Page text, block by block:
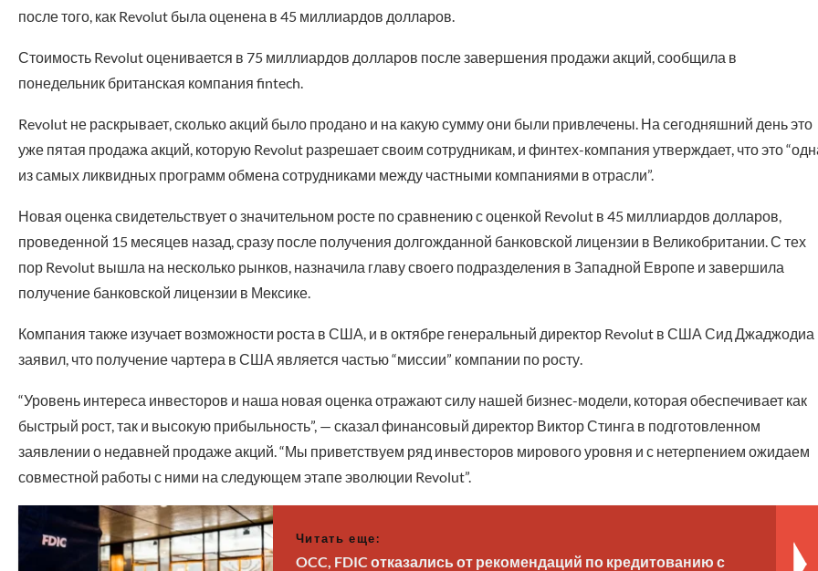
после того, как Revolut была оценена в 45 миллиардов долларов.
Стоимость Revolut оценивается в 75 миллиардов долларов после завершения продажи акций, сообщила в
понедельник британская компания fintech.
Revolut не раскрывает, сколько акций было продано и на какую сумму они были привлечены. На сегодняшний день это
уже пятая продажа акций, которую Revolut разрешает своим сотрудникам, и финтех-компания утверждает, что это
из самых ликвидных программ обмена сотрудниками между частными компаниями в отрасли”.
Новая оценка свидетельствует о значительном росте по сравнению с оценкой Revolut в 45 миллиардов долларов,
проведенной 15 месяцев назад, сразу после получения долгожданной банковской лицензии в Великобритании. С тех
пор Revolut вышла на несколько рынков, назначила главу своего подразделения в Западной Европе и завершила
получение банковской лицензии в Мексике.
Компания также изучает возможности роста в США, и в октябре генеральный директор Revolut в США Сид Джаджодиа
заявил, что получение чартера в США является частью “миссии” компании по росту.
“Уровень интереса инвесторов и наша новая оценка отражают силу нашей бизнес-модели, которая обеспечивает как
быстрый рост, так и высокую прибыльность”, — сказал финансовый директор Виктор Стинга в подготовленном
заявлении о недавней продаже акций. “Мы приветствуем ряд инвесторов мирового уровня и с нетерпением ожидаем
совместной работы с ними на следующем этапе эволюции Revolut”.
Читать еще:
OCC, FDIC отказались от рекомендаций по кредитованию с